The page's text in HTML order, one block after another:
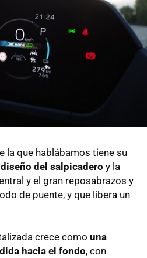
la que hablábamos tiene su
diseño del salpicadero y la
y el gran reposabrazos y
de puente, y que libera un
crece como una
hacia el fondo, con